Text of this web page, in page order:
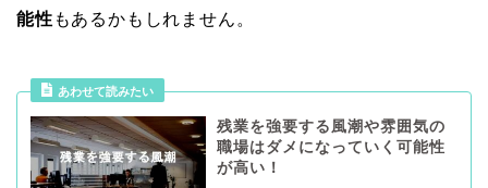
能性 もあるかもしれません。
あわせて読みたい
残業を強要する風潮や雰囲気の
職場はダメになっていく可能性
が高い！